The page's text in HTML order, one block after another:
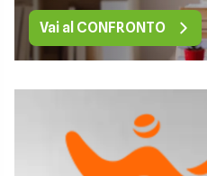
Vai al CONFRONTO